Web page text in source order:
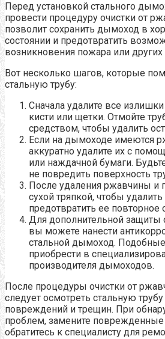
Перед установкой стального
провести процедуру очистки от
позволит сохранить дымоход в
состоянии и предотвратить
возникновения пожара или других
Вот несколько шагов, которые
стальную трубу:
Сначала удалите все
кисти или щетки. Отмойте
средством, чтобы удалить
Если на дымоходе имеются
аккуратно удалите их с
или наждачной бумаги.
не повредить поверхность
После удаления ржавчины и
сухой тряпкой, чтобы
предотвратить ее повторное
Для дополнительной защиты
вы можете нанести
стальной дымоход.
приобрести в
производителя дымоходов.
После процедуры очистки от
следует осмотреть стальную
повреждений и трещин. При
проблем, замените поврежденные
обратитесь к специалисту для